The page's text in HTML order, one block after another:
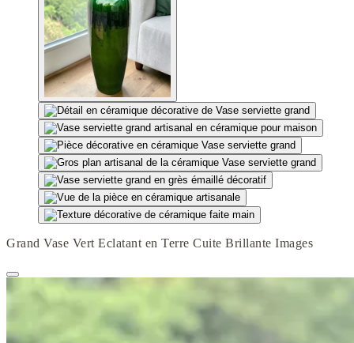
Grand Vase Vert Eclatant en Terre Cuite Brillante Images